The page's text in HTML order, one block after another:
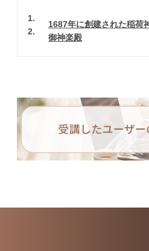
1
1687年に創建された稲荷
2
御神楽殿